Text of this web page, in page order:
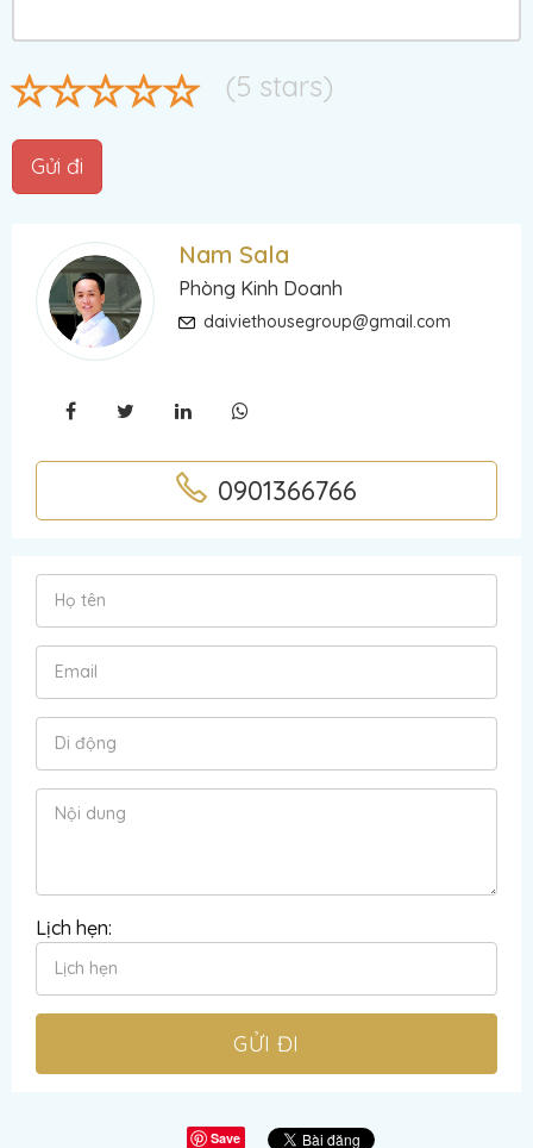
(5 stars)
Gửi đi
Nam Sala
Phòng Kinh Doanh
daiviethousegroup@gmail.com
0901366766
Lịch hẹn:
Save